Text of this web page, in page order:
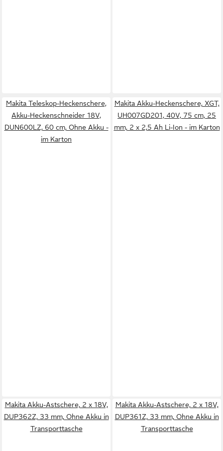
Makita Teleskop-Heckenschere,
Akku-Heckenschneider 18V,
DUN600LZ, 60 cm, Ohne Akku -
im Karton
Makita Akku-Heckenschere, XGT,
UH007GD201, 40V, 75 cm, 25
mm, 2 x 2,5 Ah Li-Ion - im Karton
Makita Akku-Astschere, 2 x 18V,
DUP362Z, 33 mm, Ohne Akku in
Transporttasche
Makita Akku-Astschere, 2 x 18V,
DUP361Z, 33 mm, Ohne Akku in
Transporttasche